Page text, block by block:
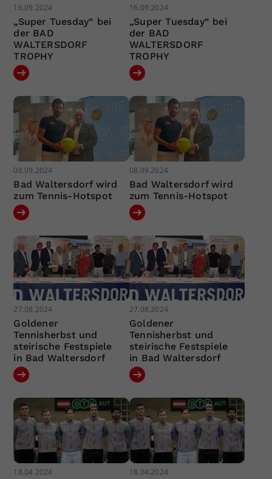
16.09.2024
„Super Tuesday“ bei
der BAD
WALTERSDORF
TROPHY
16.09.2024
„Super Tuesday“ bei
der BAD
WALTERSDORF
TROPHY
08.09.2024
Bad Waltersdorf wird
zum Tennis-Hotspot
08.09.2024
Bad Waltersdorf wird
zum Tennis-Hotspot
27.08.2024
Goldener
Tennisherbst und
steirische Festspiele
in Bad Waltersdorf
27.08.2024
Goldener
Tennisherbst und
steirische Festspiele
in Bad Waltersdorf
18.04.2024 18.04.2024